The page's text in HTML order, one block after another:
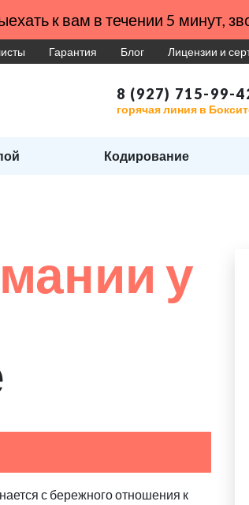
к вам в течении 5 минут,
Гарантия Блог Лицензии и
8 (927) 715-99-
горячая линия в
Кодирование
у
с бережного отношения к